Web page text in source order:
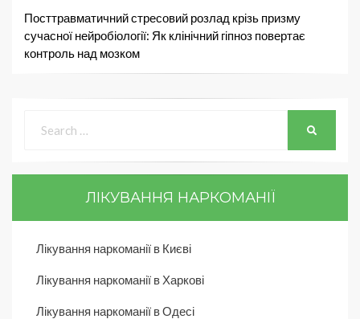
Посттравматичний стресовий розлад крізь призму
сучасної нейробіології: Як клінічний гіпноз повертає
контроль над мозком
ЛІКУВАННЯ НАРКОМАНІЇ
Лікування наркоманії в Києві
Лікування наркоманії в Харкові
Лікування наркоманії в Одесі